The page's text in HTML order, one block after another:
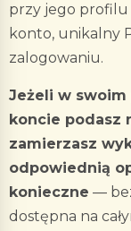
przy jego profilu
konto, unikalny
zalogowaniu.
Jeżeli w swoim
koncie podasz
zamierzasz
odpowiednią
konieczne —
dostępna na